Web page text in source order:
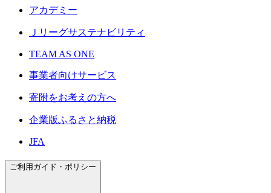
アカデミー
Ｊリーグサステナビリティ
TEAM AS ONE
事業者向けサービス
寄附をお考えの方へ
企業版ふるさと納税
JFA
ご利用ガイド・ポリシー